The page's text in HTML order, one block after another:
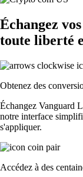
Échangez
toute liberté
Obtenez des
Échangez Vanguard
notre interface
s'appliquer.
Accédez à des